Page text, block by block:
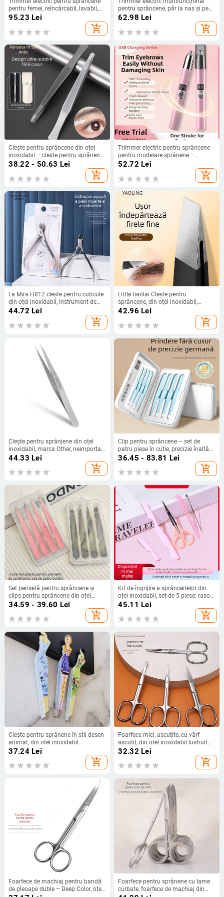
pentru femei, reîncărcabil, lavabil,
corp ABS, 95 g
95.23 Lei
add_shopping_cart
pentru sprâncene, păr la nas și pe
corp; carcasă ABS; alimentare USB;
lamă detașabilă pentru curățare
facilă; greutate 64 g.
62.98 Lei
add_shopping_cart
Clește pentru sprâncene din oțel
inoxidabil – clește pentru sprânene,
instrument de conturare
38.22 - 50.63 Lei
add_shopping_cart
Trimmer electric pentru sprâncene
pentru modelare sprânene –
Alimentare USB, Carcasă ABS,
Lavabil, Universal pentru uz casnic
52.72 Lei
add_shopping_cart
La Mira H812 clește pentru cuticule
din oțel inoxidabil, instrument de
manichiură
44.72 Lei
add_shopping_cart
Little tianlai Clește pentru
sprâncene, din oțel inoxidabil,
precizie înaltă, pentru modelarea
sprâncenelor și îndepărtarea
părului de pe barbă
42.96 Lei
add_shopping_cart
Clește pentru sprânjene din oțel
inoxidabil, marca Other, neimportat,
pentru utilizare zilnică
44.33 Lei
add_shopping_cart
Clip pentru sprâncene – set de
patru piese în cutie, precizie înaltă
din oțel inoxidabil, Little Genius
36.45 - 83.81 Lei
add_shopping_cart
Set pensetă pentru sprâncene și
clips pentru sprâncene din oțel
inoxidabil — Origine: Yangjiang;
34.59 - 39.60 Lei
add_shopping_cart
Kit de îngrijire a sprâncenelor din
oțel inoxidabil, set de 5 piese: rasor
pentru sprânene, pieptene, trimmer
pentru sprânene, foarfece pentru
sprânene și clips pentru sprânene
45.11 Lei
add_shopping_cart
Clește pentru sprânene în stil desen
animat, din oțel inoxidabil
37.24Lei
add_shopping_cart
Foarfece mici, ascuțite, cu vârf
ascuțit, din oțel inoxidabil lustruit
ca oglinda, vârf curbat, pentru
32.32 Lei
add_shopping_cart
Foarfece de machiaj pentru bandă
de pleoape duble – Deep Color, oțel
Foarfece pentru sprânene cu lame
curbate, foarfece de machiaj din